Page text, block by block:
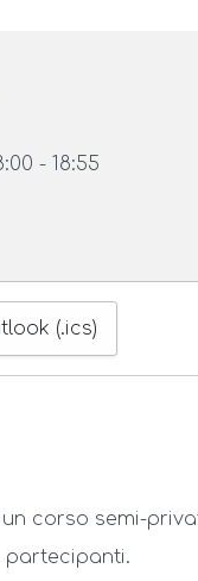
- 18:55
(.ics)
un corso semi-
partecipanti.